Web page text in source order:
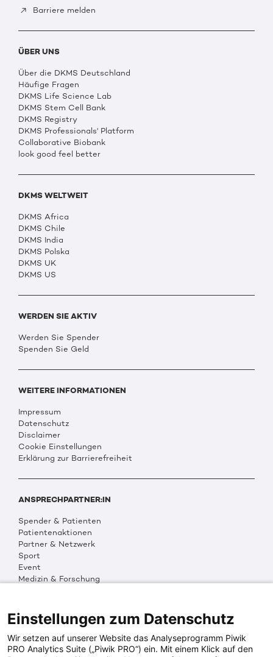
Barriere melden
ÜBER UNS
Über die DKMS Deutschland
Häufige Fragen
DKMS Life Science Lab
DKMS Stem Cell Bank
DKMS Registry
DKMS Professionals' Platform
Collaborative Biobank
look good feel better
DKMS WELTWEIT
DKMS Africa
DKMS Chile
DKMS India
DKMS Polska
DKMS UK
DKMS US
WERDEN SIE AKTIV
Werden Sie Spender
Spenden Sie Geld
WEITERE INFORMATIONEN
Impressum
Datenschutz
Disclaimer
Cookie Einstellungen
Erklärung zur Barrierefreiheit
ANSPRECHPARTNER:IN
Spender & Patienten
Patientenaktionen
Partner & Netzwerk
Sport
Event
Medizin & Forschung
Multimedia
Social Media
Einstellungen zum Datenschutz
Wir setzen auf unserer Website das Analyseprogramm Piwik
PRO Analytics Suite („Piwik PRO“) ein. Mit einem Klick auf den